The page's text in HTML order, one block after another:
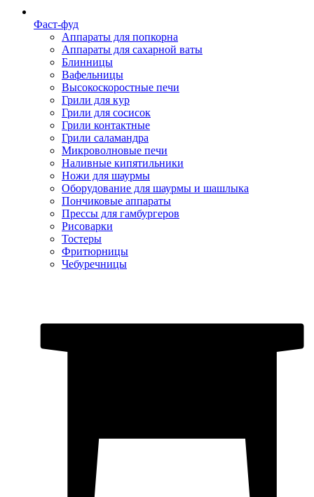
Фаст-фуд
Аппараты для попкорна
Аппараты для сахарной ваты
Блинницы
Вафельницы
Высокоскоростные печи
Грили для кур
Грили для сосисок
Грили контактные
Грили саламандра
Микроволновые печи
Наливные кипятильники
Ножи для шаурмы
Оборудование для шаурмы и шашлыка
Пончиковые аппараты
Прессы для гамбургеров
Рисоварки
Тостеры
Фритюрницы
Чебуречницы